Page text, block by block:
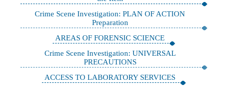
Crime Scene Investigation: PLAN OF ACTION
Preparation
AREAS OF FORENSIC SCIENCE
Crime Scene Investigation: UNIVERSAL
PRECAUTIONS
ACCESS TO LABORATORY SERVICES